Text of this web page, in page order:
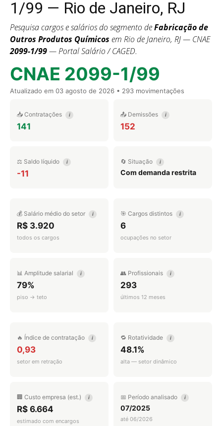
1/99 — Rio de Janeiro, RJ
Pesquisa cargos e salários do segmento deFabricação de
Outros Produtos Químicos em Rio de Janeiro, RJ — CNAE
2099-1/99— Portal Salário / CAGED.
CNAE 2099-1/99
Atualizado em 03 agosto de 2026 • 293 movimentações
📥 Contratações i
141
📤 Demissões i
152
⚖️ Saldo líquido i
-11
🔄 Situação i
Com demanda restrita
💰 Salário médio do setor i
R$ 3.920
todos os cargos
🎯 Cargos distintos i
6
ocupações no setor
📊 Amplitude salarial i
79%
piso → teto
👥 Profissionais i
293
últimos 12 meses
🔥 Índice de contratação i
0,93
setor em retração
🔁 Rotatividade i
48.1%
alta — setor dinâmico
🏢 Custo empresa (est.) i
R$ 6.664
estimado com encargos
📅 Período analisado i
07/2025
até 06/2026